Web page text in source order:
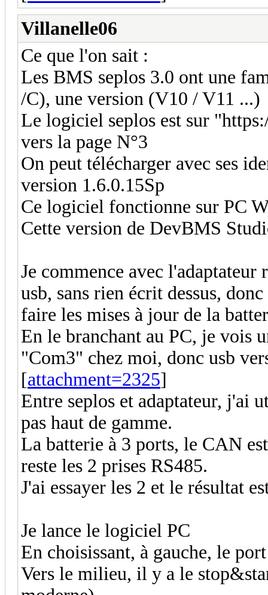
Villanelle06
Ce que l'on sait :
Les BMS seplos 3.0 ont une
/C), une version (V10 / V11 ...)
Le logiciel seplos est sur
vers la page N°3
On peut télécharger avec ses
version 1.6.0.15Sp
Ce logiciel fonctionne sur PC
Cette version de DevBMS
Je commence avec
usb, sans rien écrit dessus,
faire les mises à jour de la
En le branchant au PC, je vois
"Com3" chez moi, donc usb
[attachment=2325]
Entre seplos et adaptateur, j'ai
pas haut de gamme.
La batterie à 3 ports, le CAN
reste les 2 prises RS485.
J'ai essayer les 2 et le résultat
Je lance le logiciel PC
En choisissant, à gauche, le
Vers le milieu, il y a le